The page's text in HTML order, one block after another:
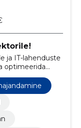
ja IT-lahenduste
optimeerida